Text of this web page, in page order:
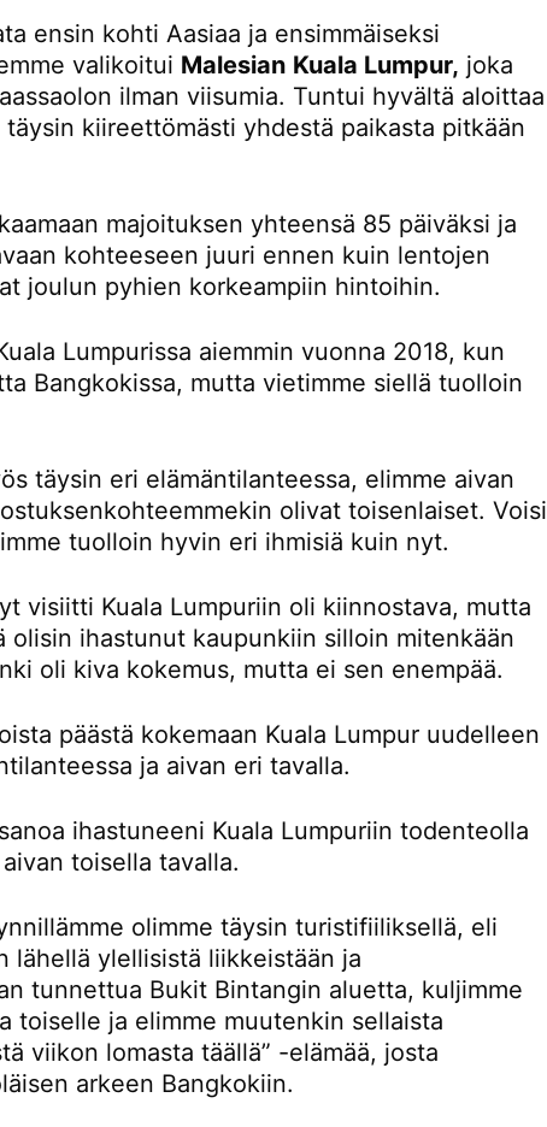
ensin kohti Aasiaa ja ensimmäiseksi
valikoitui Malesian Kuala Lumpur, joka
ilman viisumia. Tuntui hyvältä aloittaa
täysin kiireettömästi yhdestä paikasta pitkään
majoituksen yhteensä 85 päiväksi ja
kohteeseen juuri ennen kuin lentojen
joulun pyhien korkeampiin hintoihin.
Lumpurissa aiemmin vuonna 2018, kun
Bangkokissa, mutta vietimme siellä tuolloin
täysin eri elämäntilanteessa, elimme aivan
olivat toisenlaiset. Voisi
tuolloin hyvin eri ihmisiä kuin nyt.
visiitti Kuala Lumpuriin oli kiinnostava, mutta
olisin ihastunut kaupunkiin silloin mitenkään
oli kiva kokemus, mutta ei sen enempää.
päästä kokemaan Kuala Lumpur uudelleen
ja aivan eri tavalla.
ihastuneeni Kuala Lumpuriin todenteolla
toisella tavalla.
olimme täysin turistifiiliksellä, eli
lähellä ylellisistä liikkeistään ja
tunnettua Bukit Bintangin aluetta, kuljimme
toiselle ja elimme muutenkin sellaista
viikon lomasta täällä” -elämää, josta
arkeen Bangkokiin.